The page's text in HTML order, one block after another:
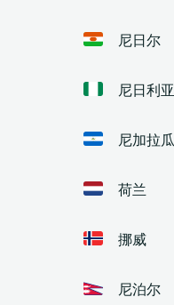
尼日尔
尼日利亚
尼加拉瓜
荷兰
挪威
尼泊尔